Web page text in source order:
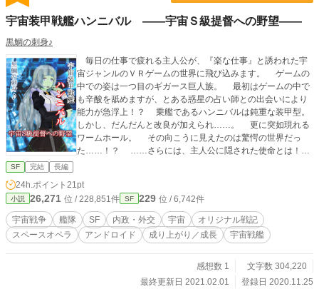
宇宙装甲戦艦ハンニバル ――宇宙Ｓ級提督への野望――
黒鯛の刺身♪
毎日の仕事で疲れる主人公が、『楽な仕事』と誘われた宇
宙ジャンルのＶＲゲームの世界に飛び込みます。 ゲームの
中での姿は一つ目のギガース巨人族。 最初はゲームの中で
も辛酸を舐めますが、とある惑星の占い師との出会いにより
能力が急浮上！？ 乗艦であるハンニバルは鈍重な装甲型。
しかし、だんだんと改良が加えられ……。 更に突如現れる
ワームホール。 その向こうに見えたのは驚愕の世界だっ
た……！？ ……さらには、主人公に隠された使命とは！？
主人公は銀河有史史上最も誉れ高いＳ級宇宙提督へと躍進し
ていきます。 〇主要データ 【艦名】……装甲戦艦ハンニバル
【主砲】……20.6ｃｍ連装レーザービーム砲３基 【装備】
……各種ミサイルＶＬＳ１６基 【防御】……重力波シールド
【主機】……エルゴエンジンＤ-Ⅳ型一基 （以上、第四話時
（笑） 残虐描写とエロ描写は控えておりますが、陰鬱な描
SF 完結 長編
24h.ポイント 21pt
小説 26,271 位 / 228,851件 SF 229 位 / 6,742件
宇宙戦争 艦隊 SF 内政・外交 宇宙
オリジナル戦記
スペースオペラ
アンドロイド 成り上がり／成長 宇宙戦艦
感想数 1
文字数 304,220
最終更新日 2021.02.01
登録日 2020.11.25